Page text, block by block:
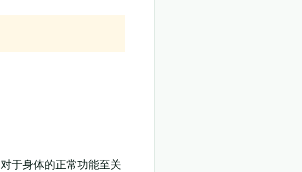
于身体的正常功能至关